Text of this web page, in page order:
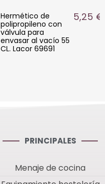
Hermético de
polipropileno con
válvula para
envasar al vacío 55
CL. Lacor 69691
5,25 €
PRINCIPALES
Menaje de cocina